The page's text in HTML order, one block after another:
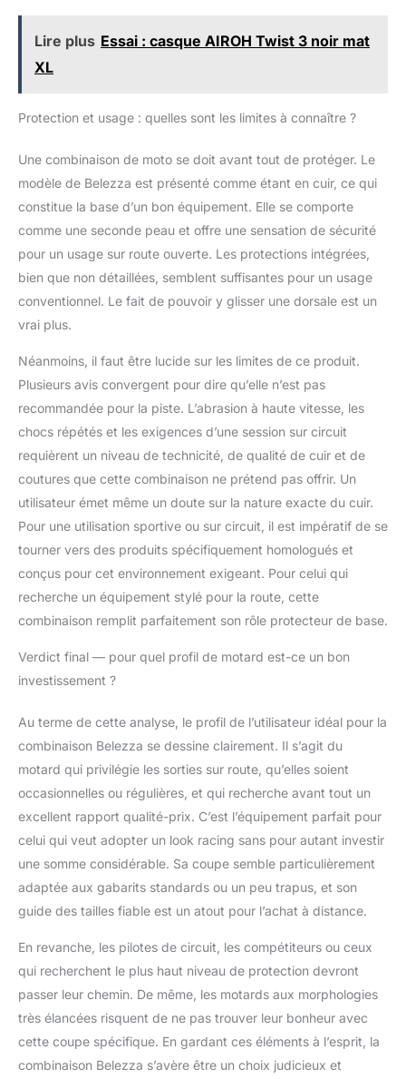
Lire plus Essai : casque AIROH Twist 3 noir mat
XL
Protection et usage : quelles sont les limites à connaître ?
Une combinaison de moto se doit avant tout de protéger. Le
modèle de Belezza est présenté comme étant en cuir, ce qui
constitue la base d’un bon équipement. Elle se comporte
comme une seconde peau et offre une sensation de sécurité
pour un usage sur route ouverte. Les protections intégrées,
bien que non détaillées, semblent suffisantes pour un usage
conventionnel. Le fait de pouvoir y glisser une dorsale est un
vrai plus.
Néanmoins, il faut être lucide sur les limites de ce produit.
Plusieurs avis convergent pour dire qu’elle n’est pas
recommandée pour la piste. L’abrasion à haute vitesse, les
chocs répétés et les exigences d’une session sur circuit
requièrent un niveau de technicité, de qualité de cuir et de
coutures que cette combinaison ne prétend pas offrir. Un
utilisateur émet même un doute sur la nature exacte du cuir.
Pour une utilisation sportive ou sur circuit, il est impératif de se
tourner vers des produits spécifiquement homologués et
conçus pour cet environnement exigeant. Pour celui qui
recherche un équipement stylé pour la route, cette
combinaison remplit parfaitement son rôle protecteur de base.
Verdict final — pour quel profil de motard est-ce un bon
investissement ?
Au terme de cette analyse, le profil de l’utilisateur idéal pour la
combinaison Belezza se dessine clairement. Il s’agit du
motard qui privilégie les sorties sur route, qu’elles soient
occasionnelles ou régulières, et qui recherche avant tout un
excellent rapport qualité-prix. C’est l’équipement parfait pour
celui qui veut adopter un look racing sans pour autant investir
une somme considérable. Sa coupe semble particulièrement
adaptée aux gabarits standards ou un peu trapus, et son
guide des tailles fiable est un atout pour l’achat à distance.
En revanche, les pilotes de circuit, les compétiteurs ou ceux
qui recherchent le plus haut niveau de protection devront
passer leur chemin. De même, les motards aux morphologies
très élancées risquent de ne pas trouver leur bonheur avec
cette coupe spécifique. En gardant ces éléments à l’esprit, la
combinaison Belezza s’avère être un choix judicieux et